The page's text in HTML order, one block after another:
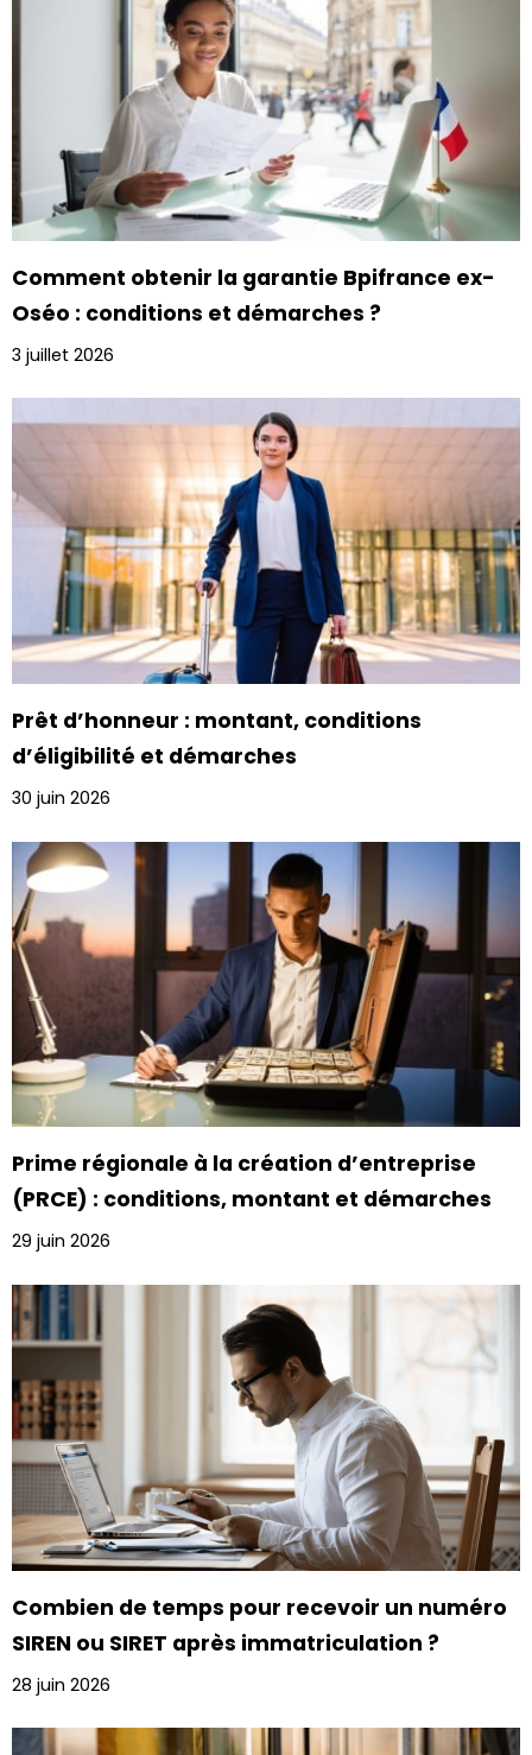
Comment obtenir la garantie Bpifrance ex-
Oséo : conditions et démarches ?
3 juillet 2026
Prêt d’honneur : montant, conditions
d’éligibilité et démarches
30 juin 2026
Prime régionale à la création d’entreprise
(PRCE) : conditions, montant et démarches
29 juin 2026
Combien de temps pour recevoir un numéro
SIREN ou SIRET après immatriculation ?
28 juin 2026